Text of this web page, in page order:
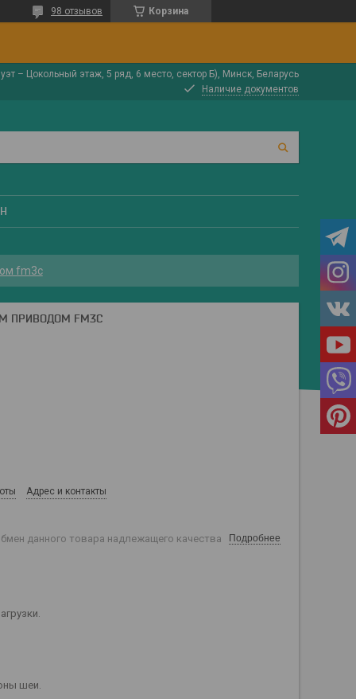
Корзина
98 отзывов
– Цокольный этаж, 5 ряд, 6 место, сектор Б), Минск, Беларусь
Наличие документов
fm3c
ПРИВОДОМ FM3C
Адрес и контакты
данного товара надлежащего качества Подробнее
шеи.